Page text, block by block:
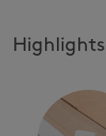
Highlights